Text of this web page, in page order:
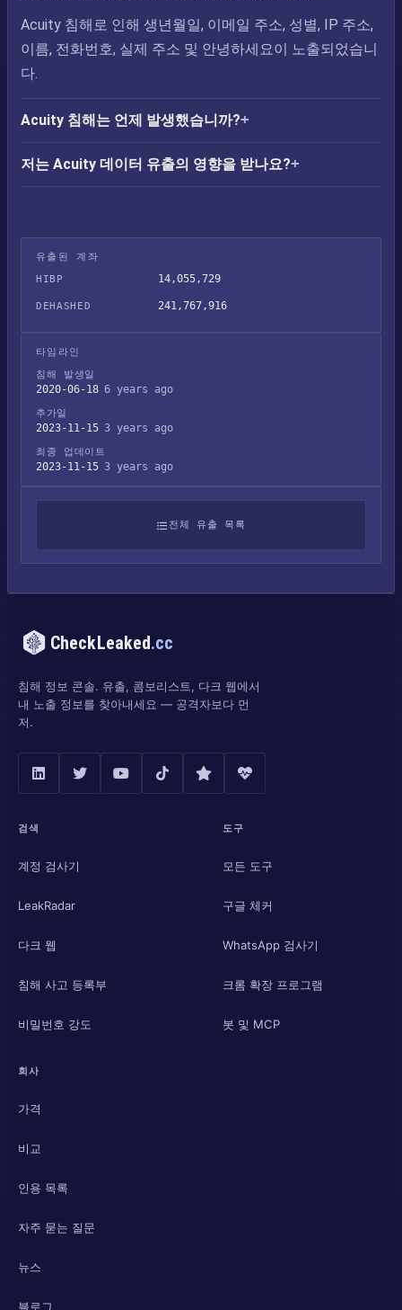
Acuity 침해로 인해 생년월일, 이메일 주소, 성별, IP 주소,
이름, 전화번호, 실제 주소 및 안녕하세요이 노출되었습니
다.
Acuity 침해는 언제 발생했습니까?
저는 Acuity 데이터 유출의 영향을 받나요?
유출된 계좌
HIBP
14,055,729
DEHASHED 241,767,916
타임라인
침해 발생일
2020-06-18 6 years ago
추가일
2023-11-15 3 years ago
최종 업데이트
2023-11-15 3 years ago
전체 유출 목록
CheckLeaked.cc
침해 정보 콘솔. 유출, 콤보리스트, 다크 웹에서
내 노출 정보를 찾아내세요 — 공격자보다 먼
저.
검색
계정 검사기
LeakRadar
다크 웹
침해 사고 등록부
비밀번호 강도
도구
모든 도구
구글 체커
WhatsApp 검사기
크롬 확장 프로그램
봇 및 MCP
회사
가격
비교
인용 목록
자주 묻는 질문
뉴스
블로그